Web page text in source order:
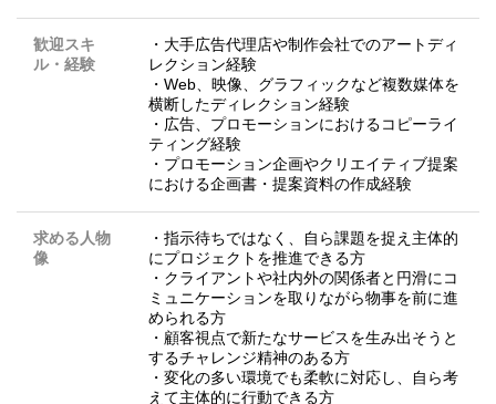
歓迎スキ
ル・経験
・大手広告代理店や制作会社でのアートディ
レクション経験
・Web、映像、グラフィックなど複数媒体を
横断したディレクション経験
・広告、プロモーションにおけるコピーライ
ティング経験
・プロモーション企画やクリエイティブ提案
における企画書・提案資料の作成経験
求める人物
像
・指示待ちではなく、自ら課題を捉え主体的
にプロジェクトを推進できる方
・クライアントや社内外の関係者と円滑にコ
ミュニケーションを取りながら物事を前に進
められる方
・顧客視点で新たなサービスを生み出そうと
するチャレンジ精神のある方
・変化の多い環境でも柔軟に対応し、自ら考
えて主体的に行動できる方